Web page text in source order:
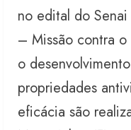
no edital do
– Missão contra
o
propriedades
eficácia são